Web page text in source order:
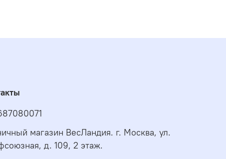
магазин ВесЛандия. г. Москва, ул.
д. 109, 2 этаж.